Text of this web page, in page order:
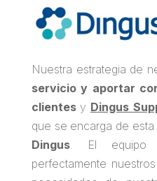
Nuestra estrategia de
servicio y aportar
clientesy Dingus
que se encarga de esta
Dingus. El equipo
perfectamente